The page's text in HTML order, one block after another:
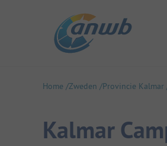
Home Zweden Provincie Kalmar
Kalmar